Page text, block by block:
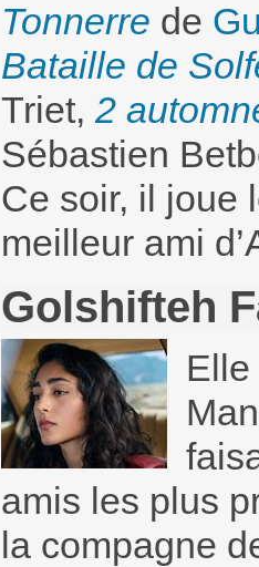
Tonnerre de
Bataille de
Triet, 2
Sébastien
Ce soir, il joue
meilleur ami
Golshifteh
amis les plus
la compagne